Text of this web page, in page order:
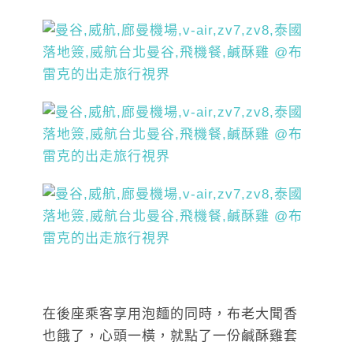
在後座乘客享用泡麵的同時，布老大聞香
也餓了，心頭一橫，就點了一份鹹酥雞套